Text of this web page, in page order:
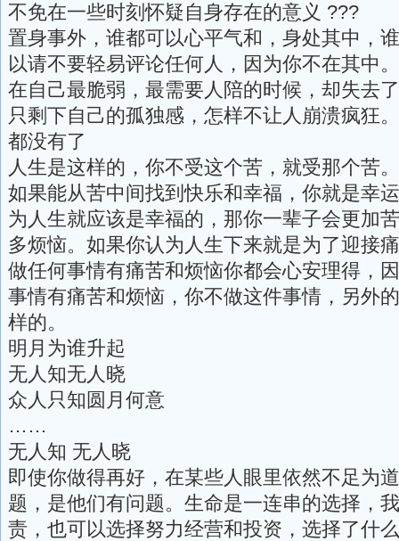
不免在一些时刻怀疑自身存在的意义 ???
置身事外，谁都可以心平气和，身处其中，
以请不要轻易评论任何人，因为你不在其中。
在自己最脆弱，最需要人陪的时候，却失去
只剩下自己的孤独感，怎样不让人崩溃疯狂
都没有了
人生是这样的，你不受这个苦，就受那个苦
如果能从苦中间找到快乐和幸福，你就是幸
为人生就应该是幸福的，那你一辈子会更加
多烦恼。如果你认为人生下来就是为了迎接
做任何事情有痛苦和烦恼你都会心安理得，
事情有痛苦和烦恼，你不做这件事情，另外
样的。
明月为谁升起
无人知无人晓
众人只知圆月何意
……
无人知 无人晓
即使你做得再好，在某些人眼里依然不足为
题，是他们有问题。生命是一连串的选择，
责，也可以选择努力经营和投资，选择了什